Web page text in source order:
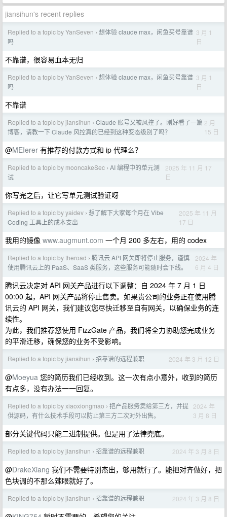
jiansihun's recent replies
Replied to a topic by YanSeven › 想体验 claude max，闲鱼买号靠谱
吗
3 月 1
日
不靠谱，很容易血本无归
Replied to a topic by YanSeven › 想体验 claude max，闲鱼买号靠谱
吗
3 月 1
日
不靠谱
Replied to a topic by jiansihun › Claude 账号又被风控了。刚好看了一篇
博客，请教一下 Claude 风控真的已经到这种变态级别了吗？
2 月
15 日
@MEIerer 有推荐的付款方式和 ip 代理么？
Replied to a topic by mooncakeSec › AI 编程中的单元测
试
2025 年 11 月 17
日
你写完之后，让它写单元测试验证呀
Replied to a topic by yaidev › 想了解下大家每个月在 Vibe
Coding 工具上的成本支出
2025 年 11 月
17 日
我用的镜像 www.augmunt.com 一个月 200 多左右，用的 codex
Replied to a topic by theroad › 腾讯云 API 网关即将停止服务，谨慎
使用腾讯云上的 PaaS、SaaS 类服务，这些服务可能随时会下线。
2024 年
6 月 4 日
腾讯云决定对 API 网关产品进行以下调整：自 2024 年 7 月 1 日
00:00 起，API 网关产品将停止售卖。如果贵公司的业务正在使用腾
讯云的 API 网关，我们建议您尽快迁移至自有网关，以确保业务的连
续性。
为此，我们推荐您使用 FizzGate 产品，我们将全力协助您完成业务
的平滑迁移，确保您的业务不受影响。
Replied to a topic by jiansihun › 招靠谱的远程兼职 2024 年 3 月 12 日
@Moeyua 您的简历我们已经收到。这一次有点小意外，收到的简历
有点多，没有办法一一回复。
Replied to a topic by xiaoxiongmao › 把产品服务卖给第三方，并提
供源码，有什么技术手段可以防止第三方二次对外出售。
2024 年
3 月 8 日
部分关键代码只能二进制提供。但是用了法律兜底。
Replied to a topic by jiansihun › 招靠谱的远程兼职 2024 年 3 月 8 日
@DrakeXiang 我们不需要特别杰出，够用就行了。能把对齐做好，把
色块调的不那么辣眼就好了。
Replied to a topic by jiansihun › 招靠谱的远程兼职 2024 年 3 月 8 日